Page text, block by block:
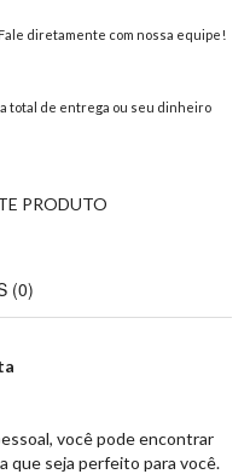
diretamente com nossa equipe!
total de entrega ou seu dinheiro
PRODUTO
(0)
você pode encontrar
que seja perfeito para você.